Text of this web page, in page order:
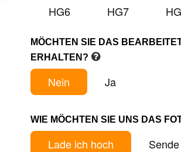
HG6 HG7
MÖCHTEN SIE DAS
ERHALTEN?
Nein Ja
WIE MÖCHTEN SIE UNS DAS
Lade ich hoch